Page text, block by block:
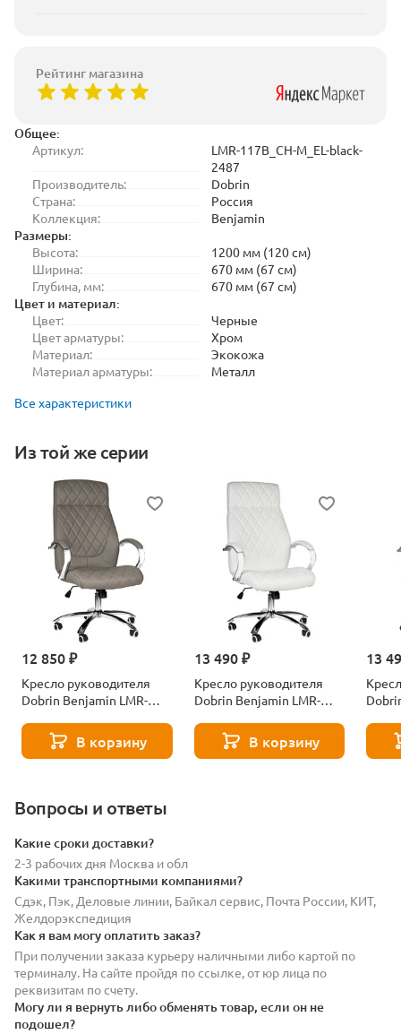
Общее:
Артикул:
LMR-117B_CH-M_EL-black-
2487
Производитель:
Dobrin
Страна:
Россия
Коллекция:
Benjamin
Размеры:
Высота:
1200 мм (120 см)
Ширина:
670 мм (67 см)
Глубина, мм:
670 мм (67 см)
Цвет и материал:
Цвет:
Черные
Цвет арматуры:
Хром
Материал:
Экокожа
Материал арматуры:
Металл
Все характеристики
Из той же серии
12 850 ₽
Кресло руководителя
Dobrin Benjamin LMR-
10433
В корзину
13 490 ₽
Кресло руководителя
Dobrin Benjamin LMR-
10432
В корзину
13
2486
Вопросы и ответы
Какие сроки доставки?
2-3 рабочих дня Москва и обл
Какими транспортными компаниями?
Сдэк, Пэк, Деловые линии, Байкал сервис, Почта России, КИТ,
Желдорэкспедиция
Как я вам могу оплатить заказ?
При получении заказа курьеру наличными либо картой по
терминалу. На сайте пройдя по ссылке, от юр лица по
реквизитам по счету.
Могу ли я вернуть либо обменять товар, если он не
подошел?
Рейтинг магазина